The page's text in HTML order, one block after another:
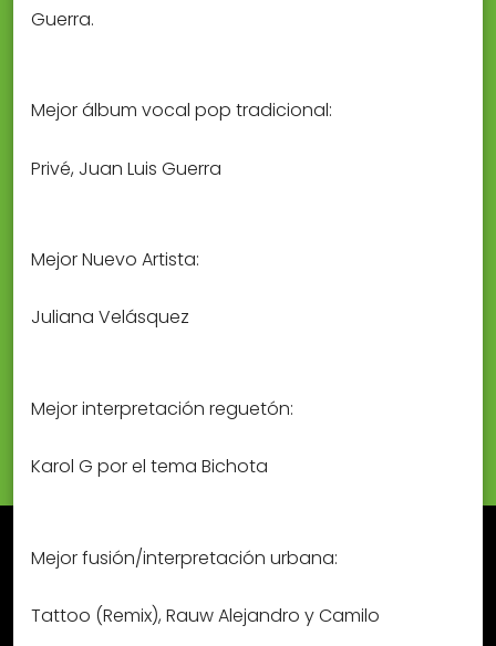
Guerra.
Mejor álbum vocal pop tradicional:
Privé, Juan Luis Guerra
Mejor Nuevo Artista:
Juliana Velásquez
Mejor interpretación reguetón:
Karol G por el tema Bichota
Mejor fusión/interpretación urbana:
Tattoo (Remix), Rauw Alejandro y Camilo